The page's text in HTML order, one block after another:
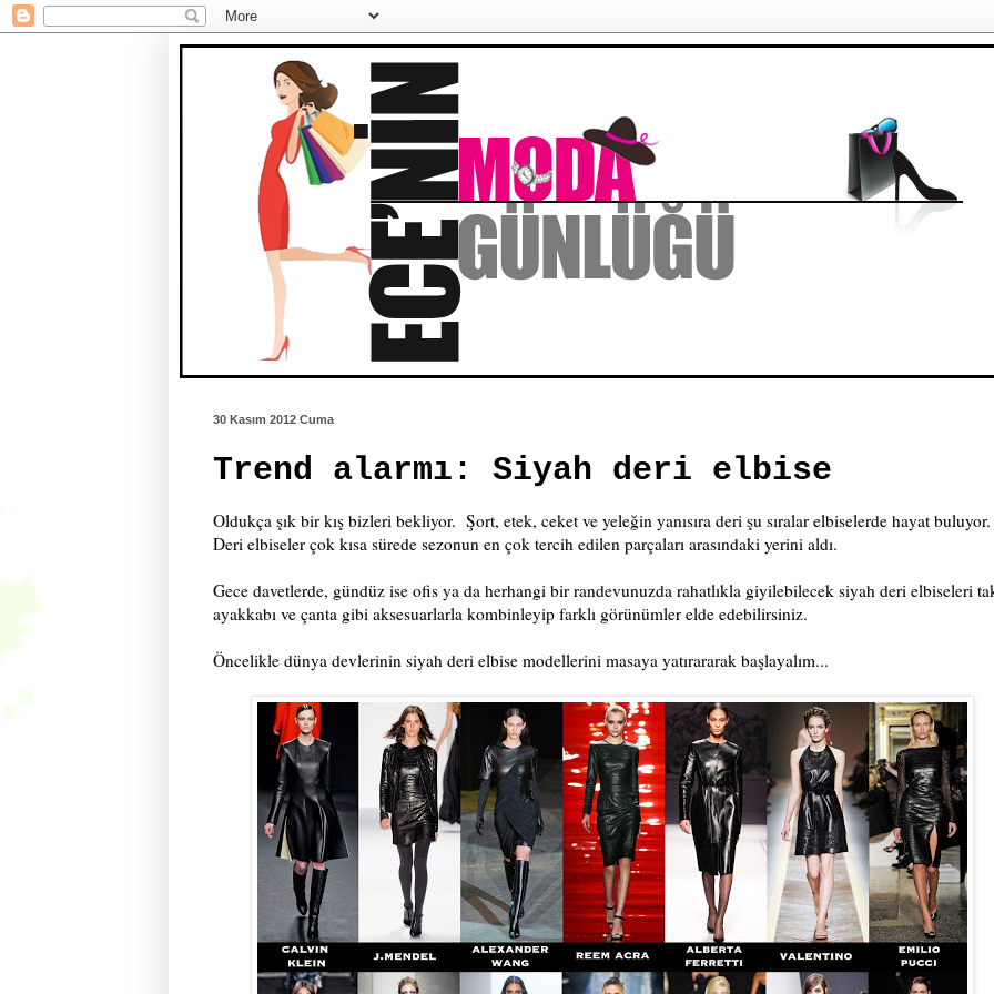
30 Kasım 2012 Cuma
Trend alarmı: Siyah deri elbise
Oldukça şık bir kış bizleri bekliyor. Şort, etek, ceket ve yeleğin yanısıra deri şu sıralar elbiselerde hayat buluyor.
Deri elbiseler çok kısa sürede sezonun en çok tercih edilen parçaları arasındaki yerini aldı.
Gece davetlerde, gündüz ise ofis ya da herhangi bir randevunuzda rahatlıkla giyilebilecek siyah deri elbiseleri
ayakkabı ve çanta gibi aksesuarlarla kombinleyip farklı görünümler elde edebilirsiniz.
Öncelikle dünya devlerinin siyah deri elbise modellerini masaya yatırararak başlayalım...